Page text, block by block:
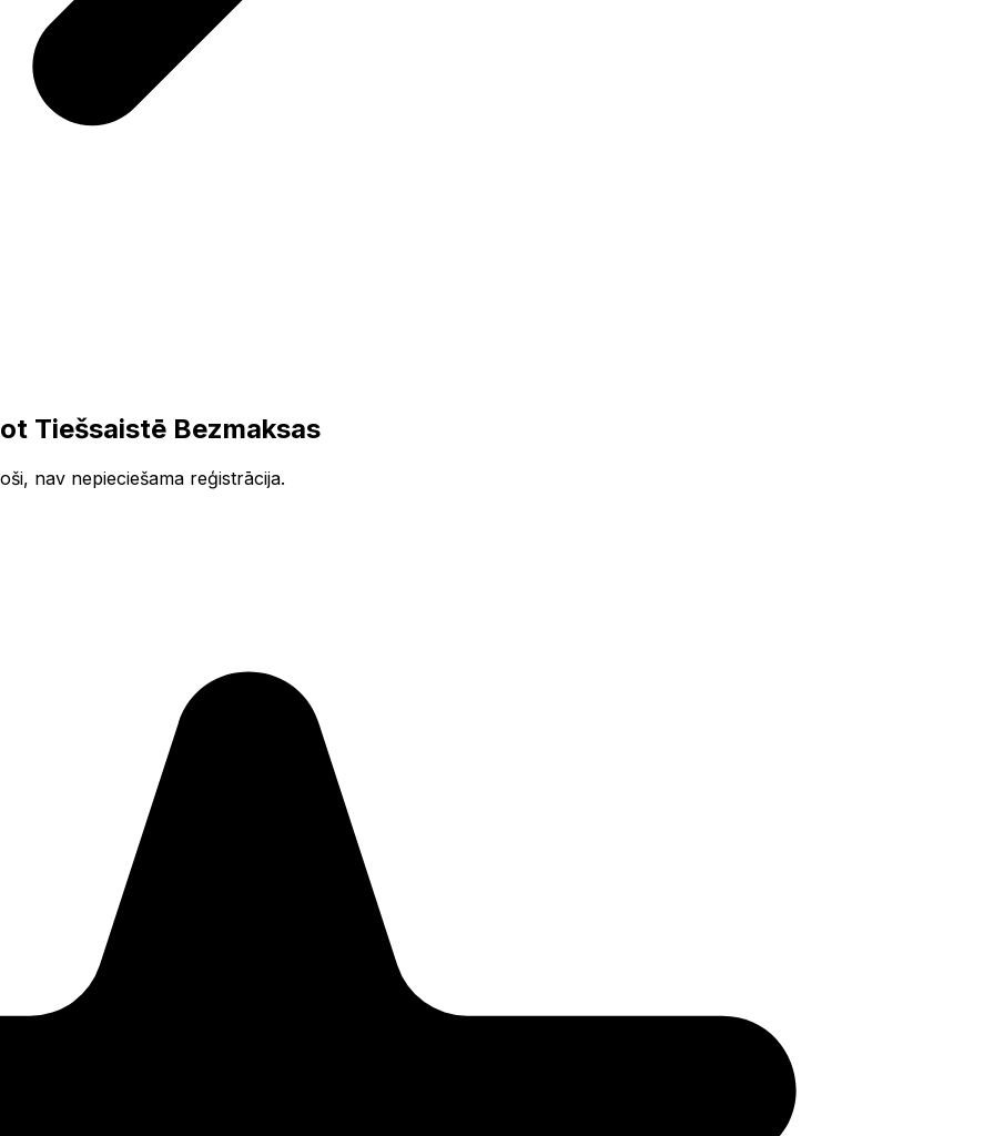
Tiešsaistē Bezmaksas
nav nepieciešama reģistrācija.